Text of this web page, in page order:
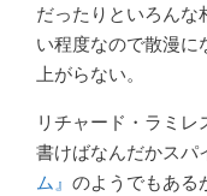
だったりといろんな
い程度なので散漫に
上がらない。
リチャード・ラミ
書けばなんだかスパ
ム』 のようでもある